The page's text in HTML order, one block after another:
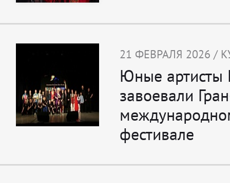
21 ФЕВРАЛЯ 2026 /
Юные артисты
завоевали
фестивале